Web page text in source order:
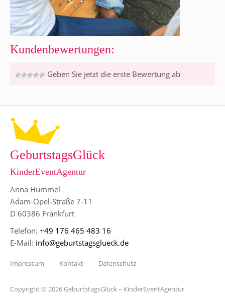
Kundenbewertungen:
Geben Sie jetzt die erste Bewertung ab
GeburtstagsGlück
KinderEventAgentur
Anna Hummel
Adam-Opel-Straße 7-11
D 60386 Frankfurt
Telefon: +49 176 465 483 16
E-Mail: info@geburtstagsglueck.de
Copyright © 2026 GeburtstagsGlück – KinderEventAgentur
Impressum Kontakt Datenschutz